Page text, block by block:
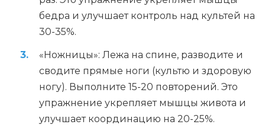
бедра и улучшает контроль над культей на
30-35%.
«Ножницы»: Лежа на спине, разводите и
сводите прямые ноги (культю и здоровую
ногу). Выполните 15-20 повторений. Это
упражнение укрепляет мышцы живота и
улучшает координацию на 20-25%.